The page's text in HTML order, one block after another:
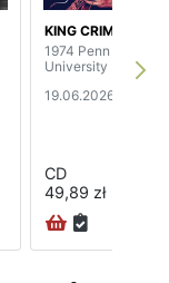
KING CRIMSON
1974 Penn State
University
19.06.2026
CD
49,89 zł